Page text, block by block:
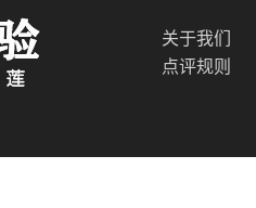
关于我们
点评规则